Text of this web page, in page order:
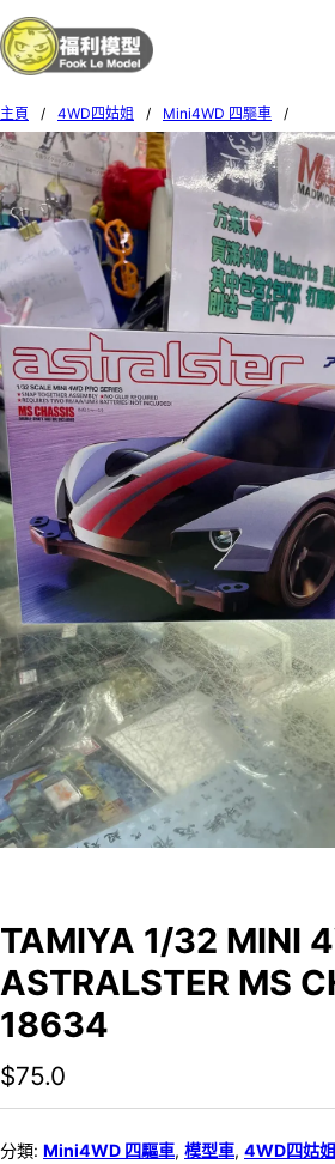
主頁 / 4WD四姑姐 / Mini4WD 四驅車
/
TAMIYA 1/32 MINI 4WD ASTRALSTER MS
TAMIYA 1/32 MINI
ASTRALSTER MS
18634
$75.0
分類: Mini4WD 四驅車, 模型車, 4WD四姑姐